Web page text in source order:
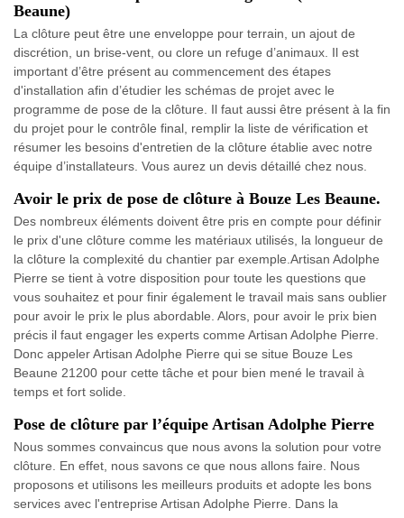
Beaune)
La clôture peut être une enveloppe pour terrain, un ajout de
discrétion, un brise-vent, ou clore un refuge d’animaux. Il est
important d’être présent au commencement des étapes
d'installation afin d’étudier les schémas de projet avec le
programme de pose de la clôture. Il faut aussi être présent à la fin
du projet pour le contrôle final, remplir la liste de vérification et
résumer les besoins d'entretien de la clôture établie avec notre
équipe d’installateurs. Vous aurez un devis détaillé chez nous.
Avoir le prix de pose de clôture à Bouze Les Beaune.
Des nombreux éléments doivent être pris en compte pour définir
le prix d'une clôture comme les matériaux utilisés, la longueur de
la clôture la complexité du chantier par exemple.Artisan Adolphe
Pierre se tient à votre disposition pour toute les questions que
vous souhaitez et pour finir également le travail mais sans oublier
pour avoir le prix le plus abordable. Alors, pour avoir le prix bien
précis il faut engager les experts comme Artisan Adolphe Pierre.
Donc appeler Artisan Adolphe Pierre qui se situe Bouze Les
Beaune 21200 pour cette tâche et pour bien mené le travail à
temps et fort solide.
Pose de clôture par l’équipe Artisan Adolphe Pierre
Nous sommes convaincus que nous avons la solution pour votre
clôture. En effet, nous savons ce que nous allons faire. Nous
proposons et utilisons les meilleurs produits et adopte les bons
services avec l'entreprise Artisan Adolphe Pierre. Dans la